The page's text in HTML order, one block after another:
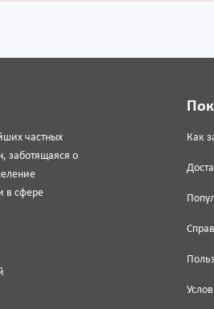
частных
заботящаяся о
в сфере
Как